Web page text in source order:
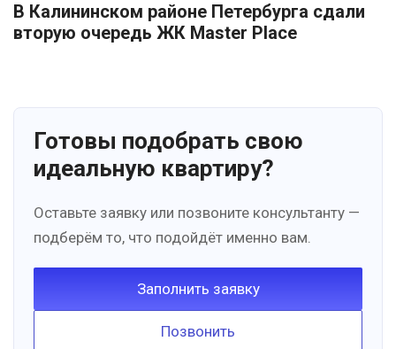
В Калининском районе Петербурга сдали
вторую очередь ЖК Master Place
Готовы подобрать свою
идеальную квартиру?
Оставьте заявку или позвоните консультанту —
подберём то, что подойдёт именно вам.
Заполнить заявку
Позвонить